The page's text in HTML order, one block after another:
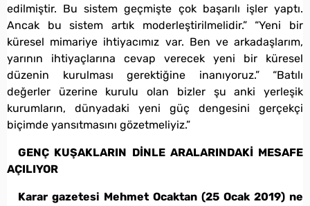
edilmiştir. Bu sistem geçmişte çok başarılı işler yaptı.
Ancak bu sistem artık moderleştirilmelidir.” “Yeni bir
küresel mimariye ihtiyacımız var. Ben ve arkadaşlarım,
yarının ihtiyaçlarına cevap verecek yeni bir küresel
düzenin kurulması gerektiğine inanıyoruz.” “Batılı
değerler üzerine kurulu olan bizler şu anki yerleşik
kurumların, dünyadaki yeni güç dengesini gerçekçi
biçimde yansıtmasını gözetmeliyiz.”
GENÇ KUŞAKLARIN DİNLE ARALARINDAKİ MESAFE
AÇILIYOR
Karar gazetesi Mehmet Ocaktan (25 Ocak 2019) ne